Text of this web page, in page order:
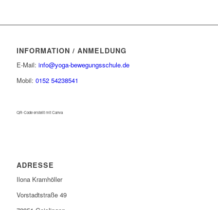
INFORMATION / ANMELDUNG
E-Mail: info@yoga-bewegungsschule.de
Mobil: 0152 54238541
QR-Code erstellt mit Canva
ADRESSE
Ilona Kramhöller
Vorstadtstraße 49